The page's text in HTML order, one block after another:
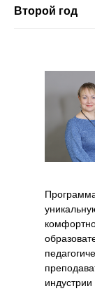
Второй год